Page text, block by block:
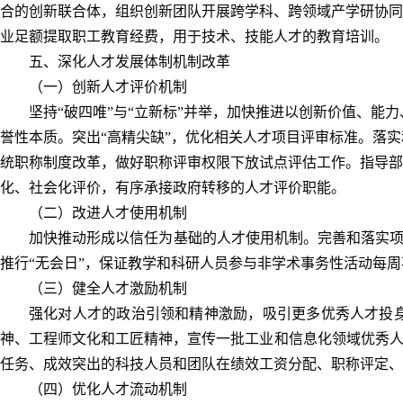
合的创新联合体，组织创新团队开展跨学科、跨领域产学研协
业足额提取职工教育经费，用于技术、技能人才的教育培训。
五、深化人才发展体制机制改革
（一）创新人才评价机制
坚持“破四唯”与“立新标”并举，加快推进以创新价值、能
誉性本质。突出“高精尖缺”，优化相关人才项目评审标准。落
统职称制度改革，做好职称评审权限下放试点评估工作。指导
化、社会化评价，有序承接政府转移的人才评价职能。
（二）改进人才使用机制
加快推动形成以信任为基础的人才使用机制。完善和落实
推行“无会日”，保证教学和科研人员参与非学术事务性活动每
（三）健全人才激励机制
强化对人才的政治引领和精神激励，吸引更多优秀人才
神、工程师文化和工匠精神，宣传一批工业和信息化领域优秀
任务、成效突出的科技人员和团队在绩效工资分配、职称评定
（四）优化人才流动机制